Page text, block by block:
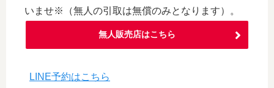
いませ※（無人の引取は無償のみとなります）。
無人販売店はこちら
LINE予約はこちら